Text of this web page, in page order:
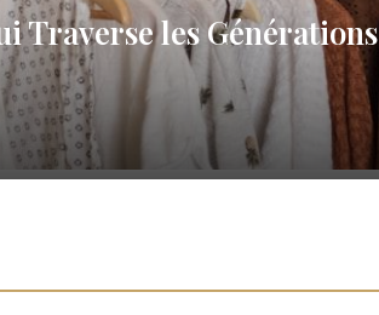
Traverse les Générations